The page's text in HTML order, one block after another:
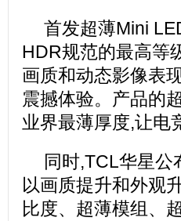
首发超薄Mini
HDR规范的最高等
画质和动态影像表
震撼体验。产品的
业界最薄厚度,让电
同时,TCL华星公
以画质提升和外观
比度、超薄模组、